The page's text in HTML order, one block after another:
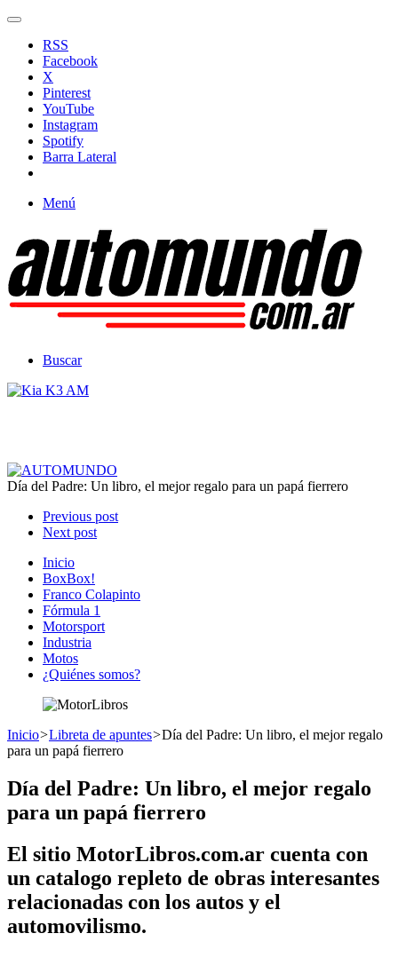
RSS
Facebook
X
Pinterest
YouTube
Instagram
Spotify
Barra Lateral
Menú
Buscar
Día del Padre: Un libro, el mejor regalo para un papá fierrero
Previous post
Next post
Inicio
BoxBox!
Franco Colapinto
Fórmula 1
Motorsport
Industria
Motos
¿Quiénes somos?
Inicio>Libreta de apuntes>Día del Padre: Un libro, el mejor regalo
para un papá fierrero
Día del Padre: Un libro, el mejor regalo
para un papá fierrero
El sitio MotorLibros.com.ar cuenta con
un catalogo repleto de obras interesantes
relacionadas con los autos y el
automovilismo.